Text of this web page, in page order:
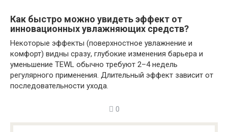
Как быстро можно увидеть эффект от
инновационных увлажняющих средств?
Некоторые эффекты (поверхностное увлажнение и
комфорт) видны сразу, глубокие изменения барьера и
уменьшение TEWL обычно требуют 2–4 недель
регулярного применения. Длительный эффект зависит от
последовательности ухода.
0